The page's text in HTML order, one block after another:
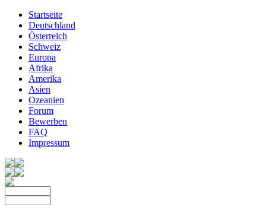
Startseite
Deutschland
Österreich
Schweiz
Europa
Afrika
Amerika
Asien
Ozeanien
Forum
Bewerben
FAQ
Impressum